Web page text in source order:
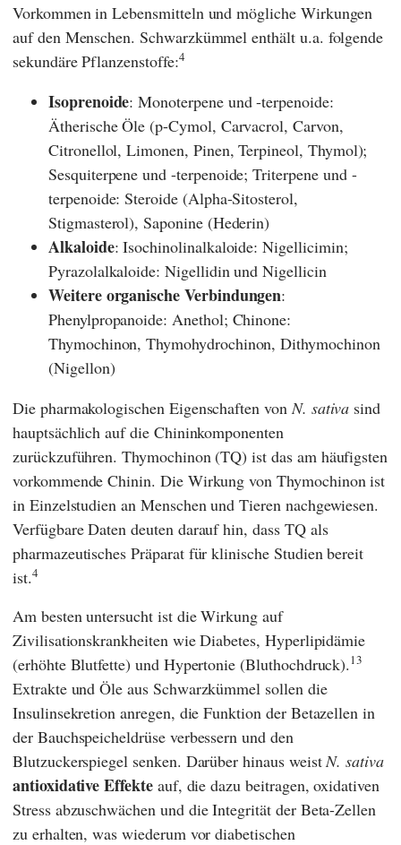
Vorkommen in Lebensmitteln und mögliche Wirkungen
auf den Menschen. Schwarzkümmel enthält u.a. folgende
sekundäre Pflanzenstoffe:4
Isoprenoide: Monoterpene und -terpenoide:
Ätherische Öle (p-Cymol, Carvacrol, Carvon,
Citronellol, Limonen, Pinen, Terpineol, Thymol);
Sesquiterpene und -terpenoide; Triterpene und -
terpenoide: Steroide (Alpha-Sitosterol,
Stigmasterol), Saponine (Hederin)
Alkaloide: Isochinolinalkaloide: Nigellicimin;
Pyrazolalkaloide: Nigellidin und Nigellicin
Weitere organische Verbindungen:
Phenylpropanoide: Anethol; Chinone:
Thymochinon, Thymohydrochinon, Dithymochinon
(Nigellon)
Die pharmakologischen Eigenschaften von N. sativa sind
hauptsächlich auf die Chininkomponenten
zurückzuführen. Thymochinon (TQ) ist das am häufigsten
vorkommende Chinin. Die Wirkung von Thymochinon ist
in Einzelstudien an Menschen und Tieren nachgewiesen.
Verfügbare Daten deuten darauf hin, dass TQ als
pharmazeutisches Präparat für klinische Studien bereit
ist.4
Am besten untersucht ist die Wirkung auf
Zivilisationskrankheiten wie Diabetes, Hyperlipidämie
(erhöhte Blutfette) und Hypertonie (Bluthochdruck).13
Extrakte und Öle aus Schwarzkümmel sollen die
Insulinsekretion anregen, die Funktion der Betazellen in
der Bauchspeicheldrüse verbessern und den
Blutzuckerspiegel senken. Darüber hinaus weist N. sativa
antioxidative Effekteauf, die dazu beitragen, oxidativen
Stress abzuschwächen und die Integrität der Beta-Zellen
zu erhalten, was wiederum vor diabetischen